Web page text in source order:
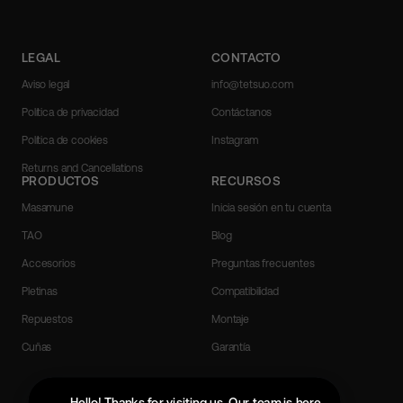
LEGAL
Aviso legal
Política de privacidad
Política de cookies
Returns and Cancellations
CONTACTO
info@tetsuo.com
Contáctanos
Instagram
PRODUCTOS
Masamune
TAO
Accesorios
Pletinas
Repuestos
Cuñas
RECURSOS
Inicia sesión en tu cuenta
Blog
Preguntas frecuentes
Compatibilidad
Montaje
Garantía
Spanish